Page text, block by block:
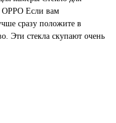
Если вам
сразу положите в
Эти стекла скупают очень